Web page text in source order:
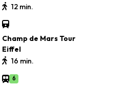
12 min.
Champ de Mars Tour
Eiffel
16 min.
6